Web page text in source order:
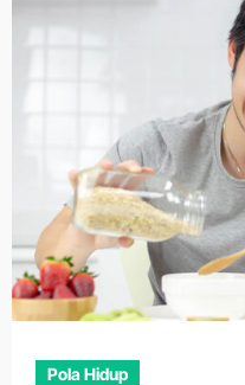
Pola Hidup